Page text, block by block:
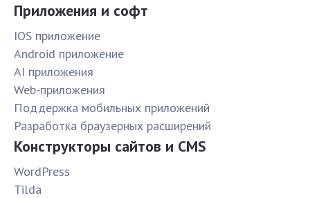
Приложения и софт
IOS приложение
Android приложение
AI приложения
Web-приложения
Поддержка мобильных приложений
Разработка браузерных расширений
Конструкторы сайтов и CMS
WordPress
Tilda